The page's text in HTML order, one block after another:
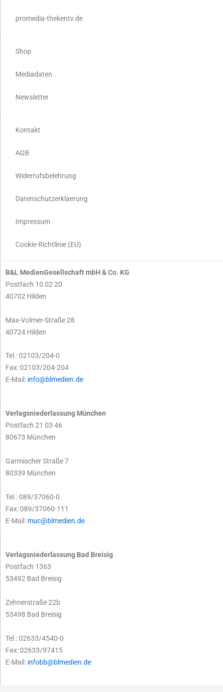
promedia-thekentv.de
Shop
Mediadaten
Newsletter
Kontakt
AGB
Widerrufsbelehrung
Datenschutzerklaerung
Impressum
Cookie-Richtlinie (EU)
B&L MedienGesellschaft mbH & Co. KG
Postfach 10 02 20
40702 Hilden
Max-Volmer-Straße 28
40724 Hilden
Tel.: 02103/204-0
Fax: 02103/204-204
E-Mail: info@blmedien.de
Verlagsniederlassung München
Postfach 21 03 46
80673 München
Garmischer Straße 7
80339 München
Tel.: 089/37060-0
Fax: 089/37060-111
E-Mail: muc@blmedien.de
Verlagsniederlassung Bad Breisig
Postfach 1363
53492 Bad Breisig
Zehnerstraße 22b
53498 Bad Breisig
Tel.: 02633/4540-0
Fax: 02633/97415
E-Mail: infobb@blmedien.de